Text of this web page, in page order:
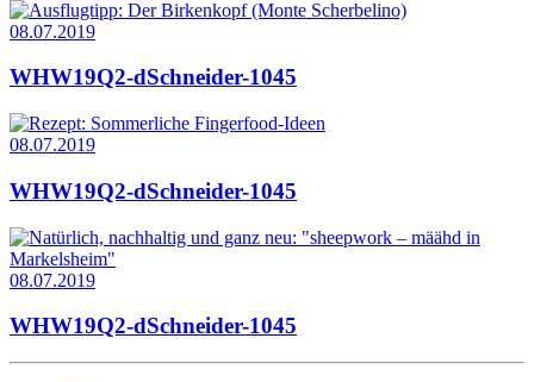
08.07.2019
WHW19Q2-dSchneider-1045
08.07.2019
WHW19Q2-dSchneider-1045
08.07.2019
WHW19Q2-dSchneider-1045